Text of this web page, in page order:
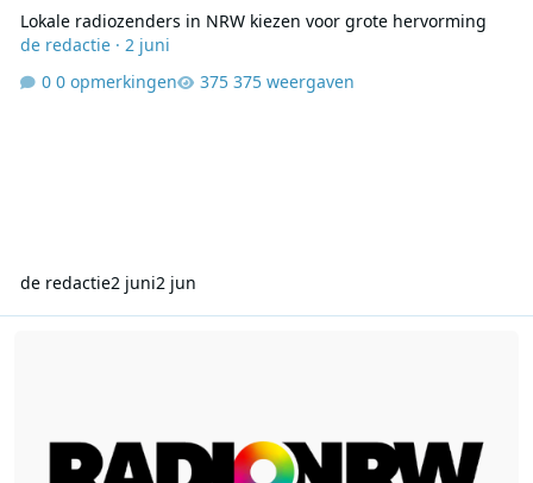
Lokale radiozenders in NRW kiezen voor grote hervorming
de redactie· 2 juni
0 opmerkingen
375 weergaven
de redactie2 juni2 jun